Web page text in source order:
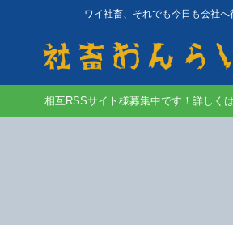
ワイ社畜、それでも今日も会社へ
相互RSSサイト様募集中です！詳しく